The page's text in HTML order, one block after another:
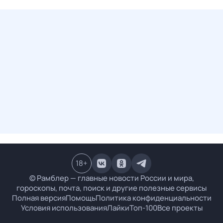
© Рамблер — главные новости России и мира,
гороскопы, почта, поиск и другие полезные сервисы
Полная версияПомощьПолитика конфиденциальности
Условия использованияЛайкиТоп-100Все проекты
18+